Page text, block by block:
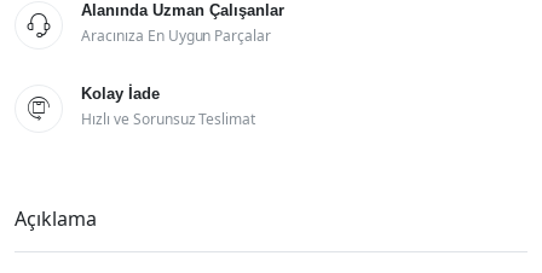

Alanında Uzman Çalışanlar
Aracınıza En Uygun Parçalar

Kolay İade
Hızlı ve Sorunsuz Teslimat
Açıklama